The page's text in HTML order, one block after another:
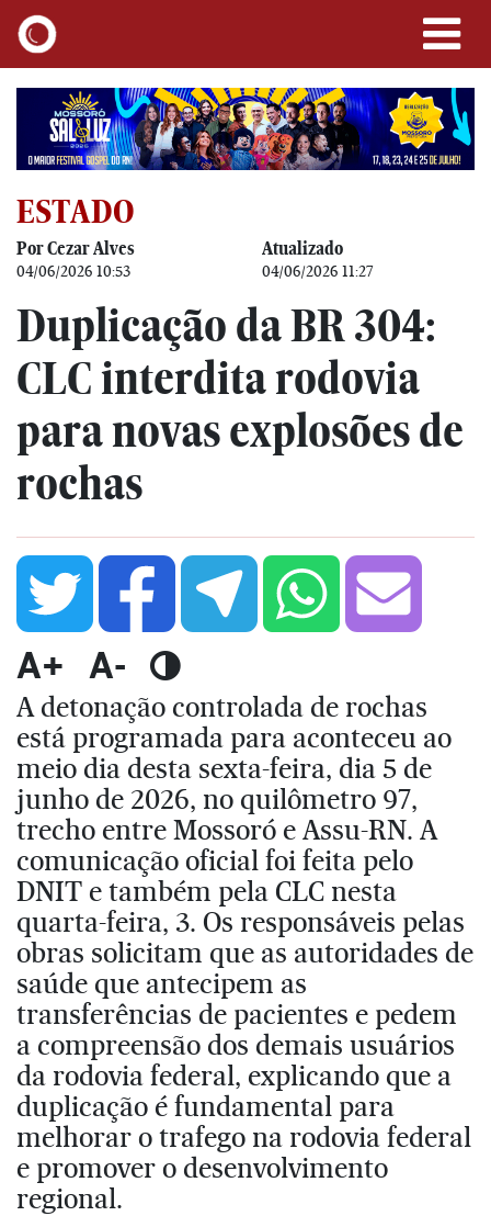
ESTADO
Por Cezar Alves
04/06/2026 10:53
Atualizado
04/06/2026 11:27
Duplicação da BR 304:
CLC interdita rodovia
para novas explosões de
rochas
A+ A-
A detonação controlada de rochas
está programada para aconteceu ao
meio dia desta sexta-feira, dia 5 de
junho de 2026, no quilômetro 97,
trecho entre Mossoró e Assu-RN. A
comunicação oficial foi feita pelo
DNIT e também pela CLC nesta
quarta-feira, 3. Os responsáveis pelas
obras solicitam que as autoridades de
saúde que antecipem as
transferências de pacientes e pedem
a compreensão dos demais usuários
da rodovia federal, explicando que a
duplicação é fundamental para
melhorar o trafego na rodovia federal
e promover o desenvolvimento
regional.